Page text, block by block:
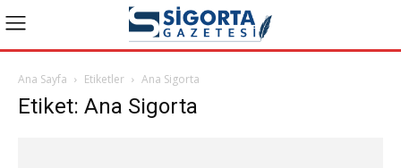
Ana Sayfa Etiketler Ana Sigorta
Etiket: Ana Sigorta